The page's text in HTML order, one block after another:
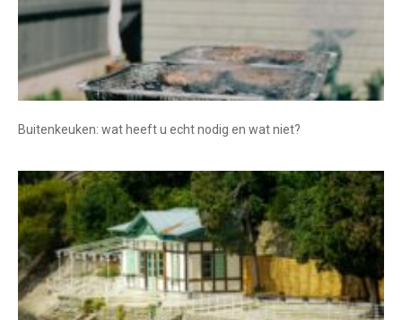
Buitenkeuken: wat heeft u echt nodig en wat niet?